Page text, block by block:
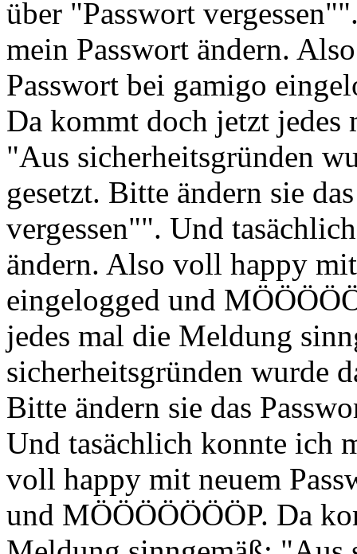
über "Passwort
mein Passwort ändern.
Passwort bei gamigo
Da kommt doch jetzt
"Aus sicherheitsgründen
gesetzt. Bitte ändern sie
vergessen"". Und
ändern. Also voll happy
eingelogged und
jedes mal die Meldung
sicherheitsgründen wurde
Bitte ändern sie das
Und tasächlich konnte ich
voll happy mit neuem
und MÖÖÖÖÖÖÖP. Da